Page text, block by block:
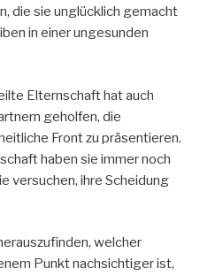
die sie unglücklich gemacht
in einer ungesunden
Elternschaft hat auch
geholfen, die
Front zu präsentieren.
haben sie immer noch
versuchen, ihre Scheidung
welcher
Punkt nachsichtiger ist,